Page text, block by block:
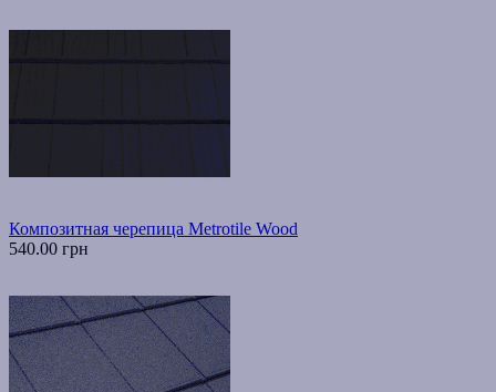
Композитная черепица Metrotile Wood
540.00 грн